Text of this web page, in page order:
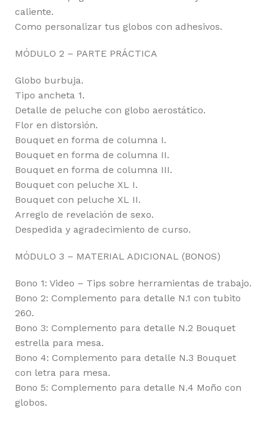
caliente.
Como personalizar tus globos con adhesivos.
MÓDULO 2 – PARTE PRÁCTICA
Globo burbuja.
Tipo ancheta 1.
Detalle de peluche con globo aerostático.
Flor en distorsión.
Bouquet en forma de columna I.
Bouquet en forma de columna II.
Bouquet en forma de columna III.
Bouquet con peluche XL I.
Bouquet con peluche XL II.
Arreglo de revelación de sexo.
Despedida y agradecimiento de curso.
MÓDULO 3 – MATERIAL ADICIONAL (BONOS)
Bono 1: Video – Tips sobre herramientas de trabajo.
Bono 2: Complemento para detalle N.1 con tubito
260.
Bono 3: Complemento para detalle N.2 Bouquet
estrella para mesa.
Bono 4: Complemento para detalle N.3 Bouquet
con letra para mesa.
Bono 5: Complemento para detalle N.4 Moño con
globos.